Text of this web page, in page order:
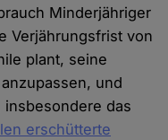
Minderjähriger
Verjährungsfrist von
plant, seine
und
insbesondere das
erschütterte